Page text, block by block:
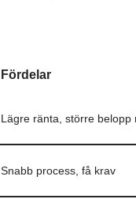
Fördelar
Lägre ränta, större belopp
Snabb process, få krav